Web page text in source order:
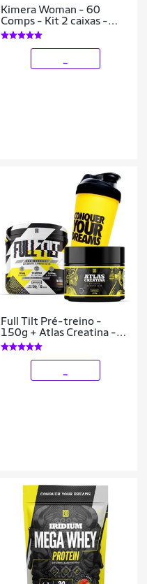
Kimera Woman - 60
Comps - Kit 2 caixas -
Termogênico Feminino
Iridium Labs
Full Tilt Pré-treino -
150g + Atlas Creatina -
90g + Coqueteleira -
Iridium Labs